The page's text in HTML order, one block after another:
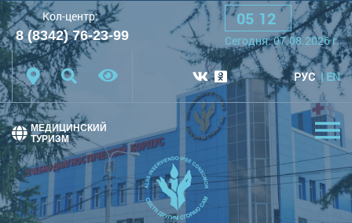
Шрифт: A A A
Цветовая схема: Черная схема
Обычный сайт
Кол-центр:
8 (8342) 76-23-99
05 12
Cегодня:07.08.2026г.
РУС EN
МЕДИЦИНСКИЙ
ТУРИЗМ